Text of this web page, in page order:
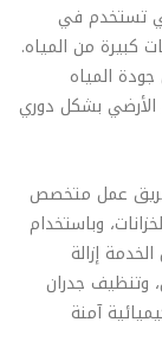
تستخدم في
كبيرة من المياه.
المياه
الأرضي بشكل دوري
فريق عمل متخصص
وباستخدام
إزالة
وتنظيف جدران
آمنة